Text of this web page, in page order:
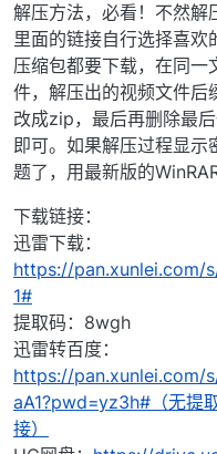
解压方法，必看！不然解
里面的链接自行选择喜
压缩包都要下载，在同
件，解压出的视频文件
改成zip，最后再删除最
即可。如果解压过程显示
题了，用最新版的
下载链接：
迅雷下载：
https://pan.xunlei.com/
1#
提取码：8wgh
迅雷转百度：
https://pan.xunlei.com/
aA1?pwd=yz3h#（无提
接）